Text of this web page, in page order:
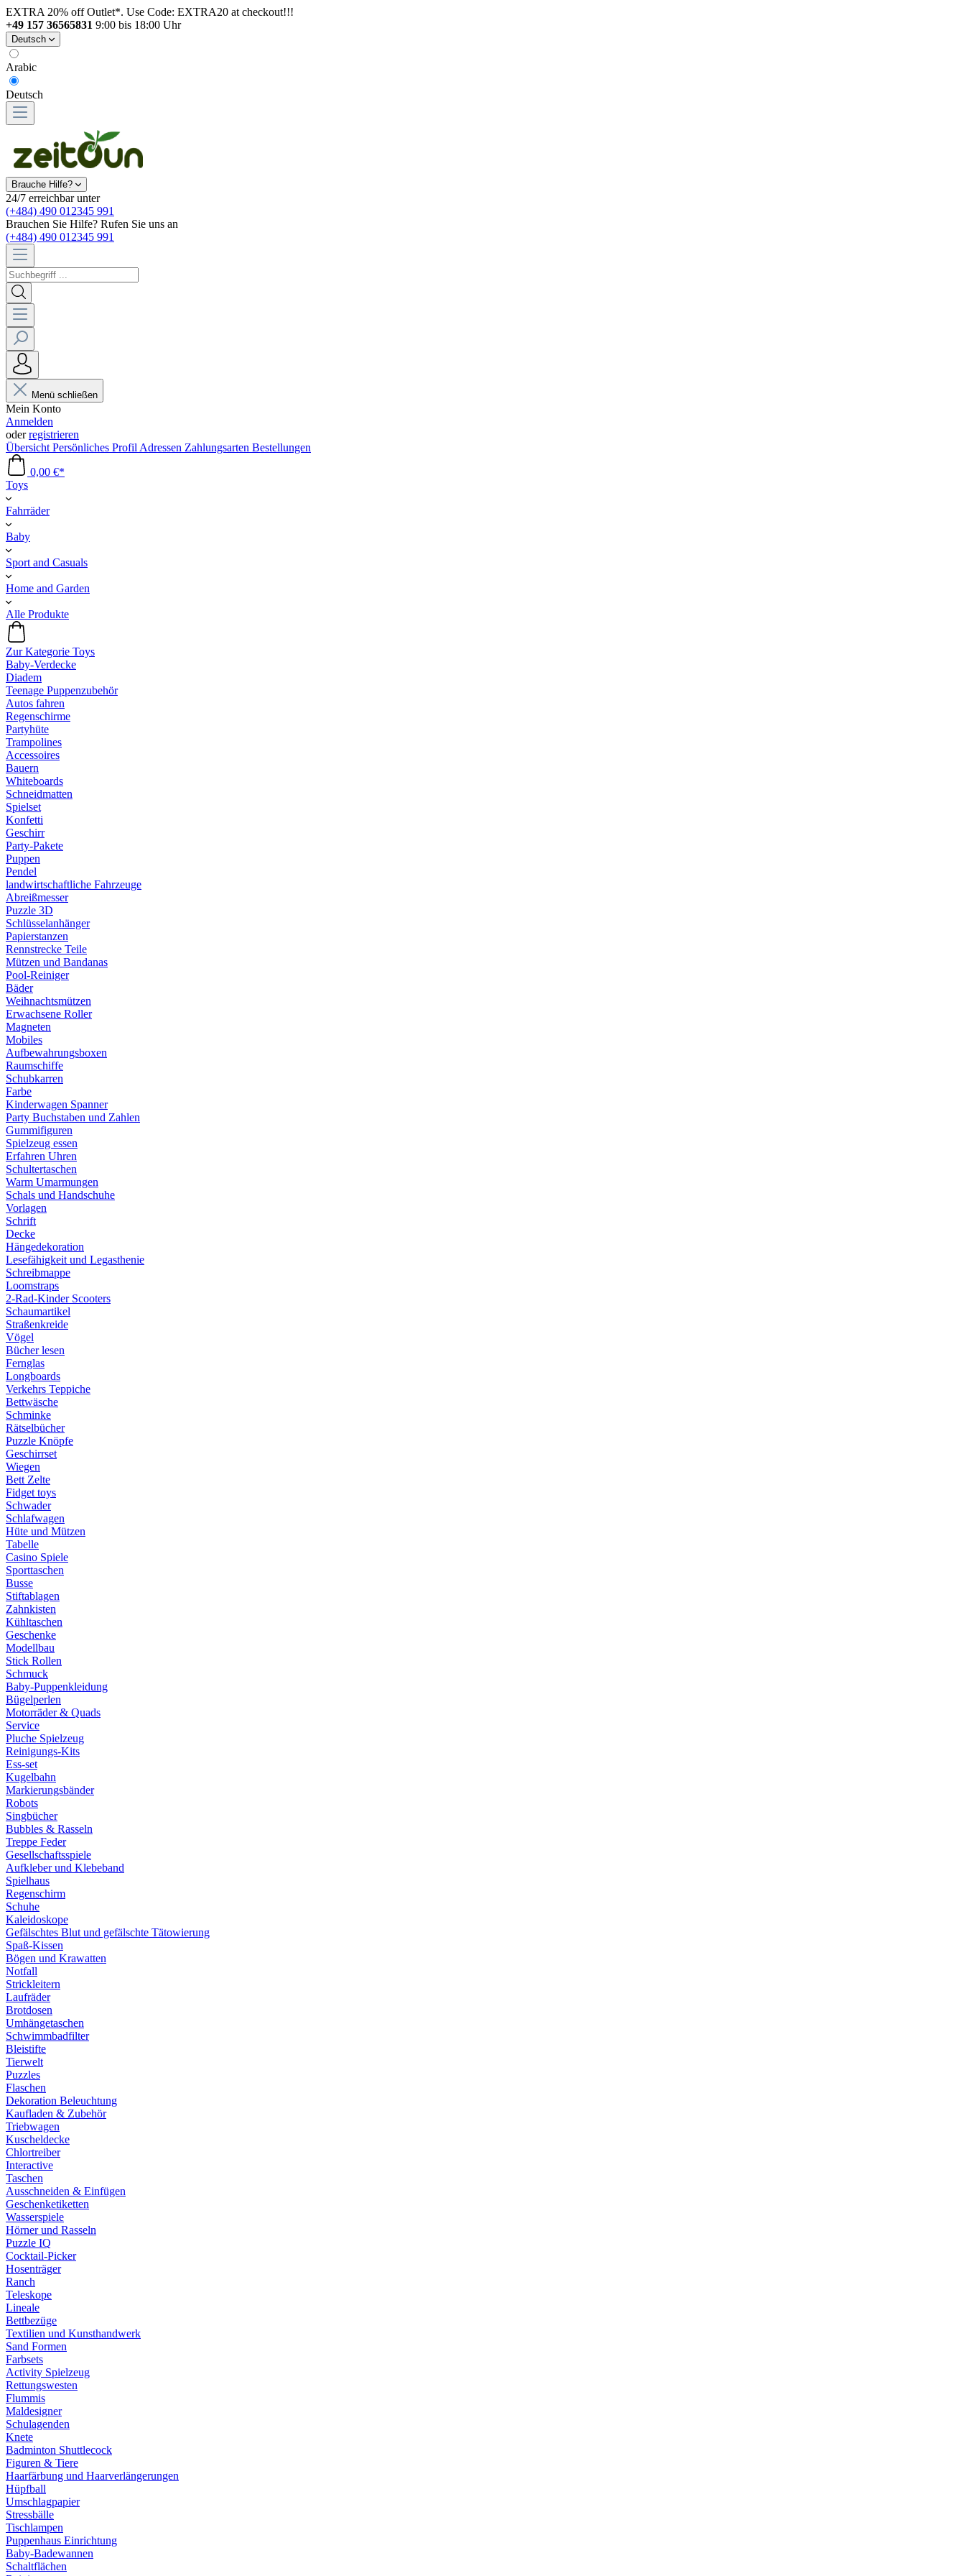
EXTRA 20% off Outlet*. Use Code: EXTRA20 at checkout!!!
+49 157 36565831 9:00 bis 18:00 Uhr
Deutsch
Arabic
Deutsch
Brauche Hilfe?
24/7 erreichbar unter
(+484) 490 012345 991
Brauchen Sie Hilfe? Rufen Sie uns an
(+484) 490 012345 991
Menü schließen
Mein Konto
Anmelden
oderregistrieren
Übersicht Persönliches Profil Adressen Zahlungsarten Bestellungen
0,00 €*
Toys
Fahrräder
Baby
Sport and Casuals
Home and Garden
Alle Produkte
Zur Kategorie Toys
Baby-Verdecke
Diadem
Teenage Puppenzubehör
Autos fahren
Regenschirme
Partyhüte
Trampolines
Accessoires
Bauern
Whiteboards
Schneidmatten
Spielset
Konfetti
Geschirr
Party-Pakete
Puppen
Pendel
landwirtschaftliche Fahrzeuge
Abreißmesser
Puzzle 3D
Schlüsselanhänger
Papierstanzen
Rennstrecke Teile
Mützen und Bandanas
Pool-Reiniger
Bäder
Weihnachtsmützen
Erwachsene Roller
Magneten
Mobiles
Aufbewahrungsboxen
Raumschiffe
Schubkarren
Farbe
Kinderwagen Spanner
Party Buchstaben und Zahlen
Gummifiguren
Spielzeug essen
Erfahren Uhren
Schultertaschen
Warm Umarmungen
Schals und Handschuhe
Vorlagen
Schrift
Decke
Hängedekoration
Lesefähigkeit und Legasthenie
Schreibmappe
Loomstraps
2-Rad-Kinder Scooters
Schaumartikel
Straßenkreide
Vögel
Bücher lesen
Fernglas
Longboards
Verkehrs Teppiche
Bettwäsche
Schminke
Rätselbücher
Puzzle Knöpfe
Geschirrset
Wiegen
Bett Zelte
Fidget toys
Schwader
Schlafwagen
Hüte und Mützen
Tabelle
Casino Spiele
Sporttaschen
Busse
Stiftablagen
Zahnkisten
Kühltaschen
Geschenke
Modellbau
Stick Rollen
Schmuck
Baby-Puppenkleidung
Bügelperlen
Motorräder & Quads
Service
Pluche Spielzeug
Reinigungs-Kits
Ess-set
Kugelbahn
Markierungsbänder
Robots
Singbücher
Bubbles & Rasseln
Treppe Feder
Gesellschaftsspiele
Aufkleber und Klebeband
Spielhaus
Regenschirm
Schuhe
Kaleidoskope
Gefälschtes Blut und gefälschte Tätowierung
Spaß-Kissen
Bögen und Krawatten
Notfall
Strickleitern
Laufräder
Brotdosen
Umhängetaschen
Schwimmbadfilter
Bleistifte
Tierwelt
Puzzles
Flaschen
Dekoration Beleuchtung
Kaufladen & Zubehör
Triebwagen
Kuscheldecke
Chlortreiber
Interactive
Taschen
Ausschneiden & Einfügen
Geschenketiketten
Wasserspiele
Hörner und Rasseln
Puzzle IQ
Cocktail-Picker
Hosenträger
Ranch
Teleskope
Lineale
Bettbezüge
Textilien und Kunsthandwerk
Sand Formen
Farbsets
Activity Spielzeug
Rettungswesten
Flummis
Maldesigner
Schulagenden
Knete
Badminton Shuttlecock
Figuren & Tiere
Haarfärbung und Haarverlängerungen
Hüpfball
Umschlagpapier
Stressbälle
Tischlampen
Puppenhaus Einrichtung
Baby-Badewannen
Schaltflächen